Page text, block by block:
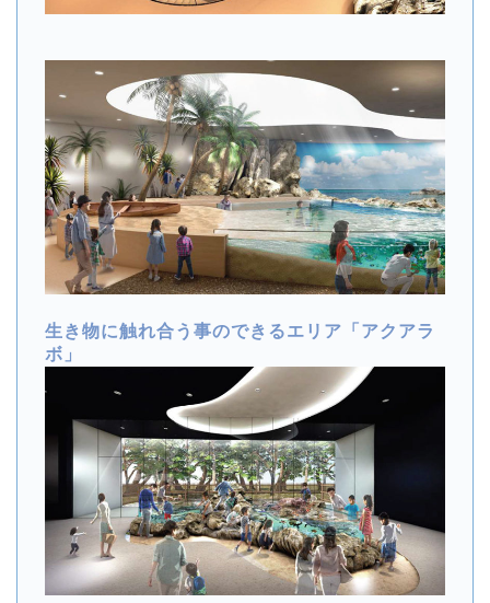
生き物に触れ合う事のできるエリア「アクアラ
ボ」